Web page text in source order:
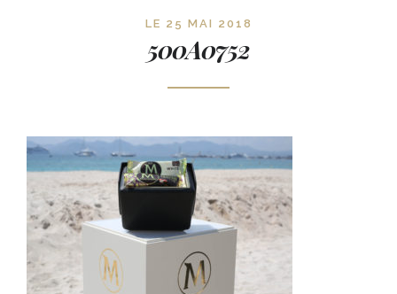
LE 25 MAI 2018
500A0752